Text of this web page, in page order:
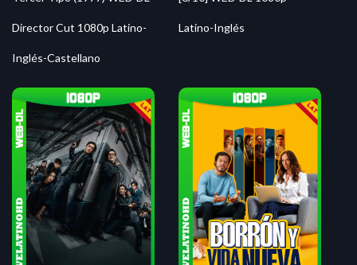
Director Cut 1080p Latino-
Inglés-Castellano
Latino-Inglés